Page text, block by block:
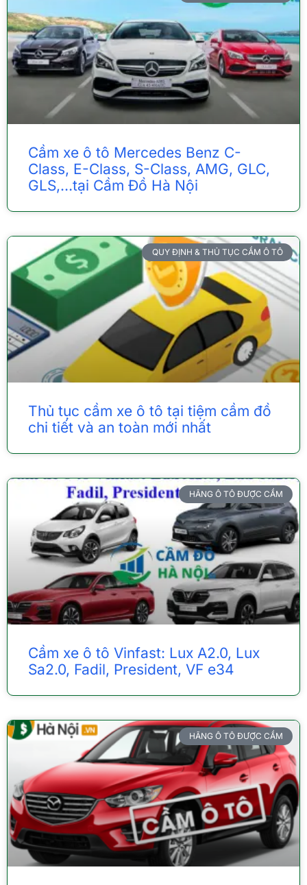
Cầm xe ô tô Mercedes Benz C-
Class, E-Class, S-Class, AMG, GLC,
GLS,…tại Cầm Đồ Hà Nội
QUY ĐỊNH & THỦ TỤC CẦM Ô TÔ
Thủ tục cầm xe ô tô tại tiệm cầm đồ
chi tiết và an toàn mới nhất
HÃNG Ô TÔ ĐƯỢC CẦM
Cầm xe ô tô Vinfast: Lux A2.0, Lux
Sa2.0, Fadil, President, VF e34
HÃNG Ô TÔ ĐƯỢC CẦM